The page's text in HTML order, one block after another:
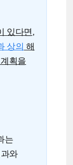
있다면,
상의 해
획을
는
와